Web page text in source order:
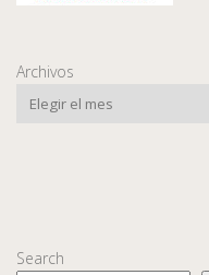
Archivos
Search